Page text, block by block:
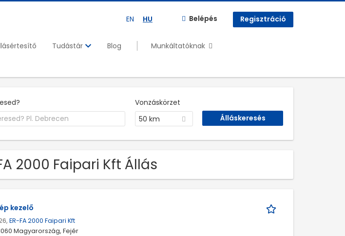
EN HU Belépés Regisztráció
Tudástár Blog
Munkáltatóknak
Vonzáskörzet
50 km
2000 Faipari Kft Állás
kezelő
ER-FA 2000 Faipari Kft
Magyarország, Fejér